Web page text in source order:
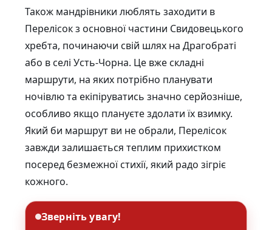
Також мандрівники люблять заходити в
Перелісок з основної частини Свидовецького
хребта, починаючи свій шлях на Драгобраті
або в селі Усть-Чорна. Це вже складні
маршрути, на яких потрібно планувати
ночівлю та екіпіруватись значно серйозніше,
особливо якщо плануєте здолати їх взимку.
Який би маршрут ви не обрали, Перелісок
завжди залишається теплим прихистком
посеред безмежної стихії, який радо зігріє
кожного.
Зверніть увагу!